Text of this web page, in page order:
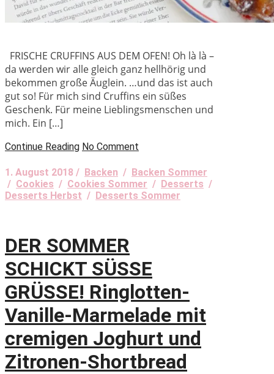
FRISCHE CRUFFINS AUS DEM OFEN! Oh là là –
da werden wir alle gleich ganz hellhörig und
bekommen große Äuglein. …und das ist auch
gut so! Für mich sind Cruffins ein süßes
Geschenk. Für meine Lieblingsmenschen und
mich. Ein […]
Continue Reading No Comment
1. August 2018 / Backen / Backen Sommer
/ Cookies / Cookies Sommer / Desserts /
Desserts Herbst / Desserts Sommer
DER SOMMER
SCHICKT SÜSSE
GRÜSSE! Ringlotten-
Vanille-Marmelade mit
cremigen Joghurt und
Zitronen-Shortbread